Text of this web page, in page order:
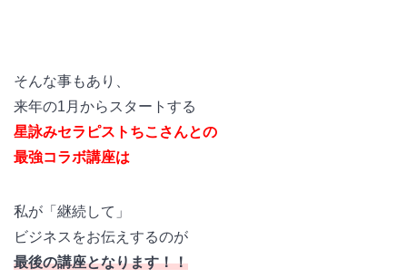
そんな事もあり、
来年の1月からスタートする
星詠みセラピストちこさんとの
最強コラボ講座は
私が「継続して」
ビジネスをお伝えするのが
最後の講座となります！！